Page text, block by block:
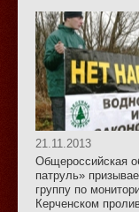
21.11.2013
Общероссийская
патруль»
группу по
Керченском